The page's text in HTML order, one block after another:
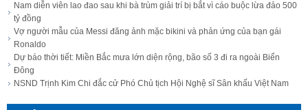
Nam diễn viên lao đao sau khi bà trùm giải trí bị bắt vì cáo buộc lừa đảo 500
tỷ đồng
Vợ người mẫu của Messi đăng ảnh mặc bikini và phản ứng của bạn gái
Ronaldo
Dự báo thời tiết: Miền Bắc mưa lớn diện rộng, bão số 3 đi ra ngoài Biển
Đông
NSND Trịnh Kim Chi đắc cử Phó Chủ tịch Hội Nghệ sĩ Sân khấu Việt Nam